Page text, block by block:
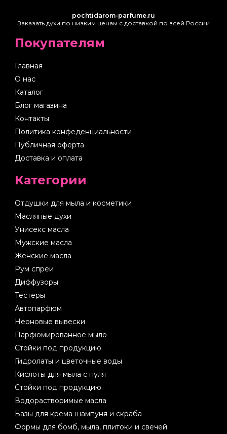
pochtidarom-parfume.ru
Заказать духи по низким ценам с доставкой по всей России
Покупателям
Главная
О нас
Каталог
Блог магазина
Контакты
Политика конфеденциальности
Публичная оферта
Доставка и оплата
Категории
Отдушки для мыла и косметики
Масляные духи
Унисекс масла
Мужские масла
Женские масла
Рум спреи
Диффузоры
Тестеры
Автопарфюм
Неоновые вывески
Парфюмированное мыло
Стойки под продукцию
Гидролаты и цветочные воды
Кислоты для мыла с нуля
Стойки под продукцию
Водорастворимые масла
Базы для крема шампуня и скраба
Формы для бомб, мыла, плитоки и свечей